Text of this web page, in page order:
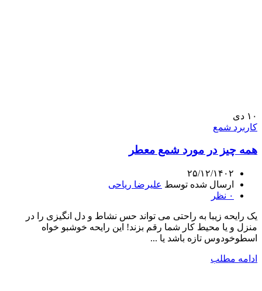
۱۰ دی
کاربرد شمع
همه چیز در مورد شمع معطر
۲۵/۱۲/۱۴۰۲
ارسال شده توسط علیرضا ریاحی
۰ نظر
یک رایحه زیبا به راحتی می تواند حس نشاط و دل انگیزی را در
منزل و یا محیط کار شما رقم بزند! این رایحه خوشبو خواه
اسطوخودوس تازه باشد یا ...
ادامه مطلب